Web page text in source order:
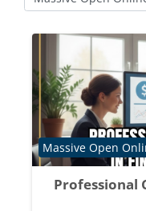
Course categories
Professional
Course category
Massive Open